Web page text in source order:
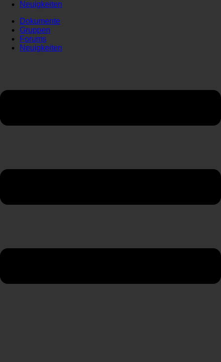
Neuigkeiten
Dokumente
Gruppen
Forums
Neuigkeiten